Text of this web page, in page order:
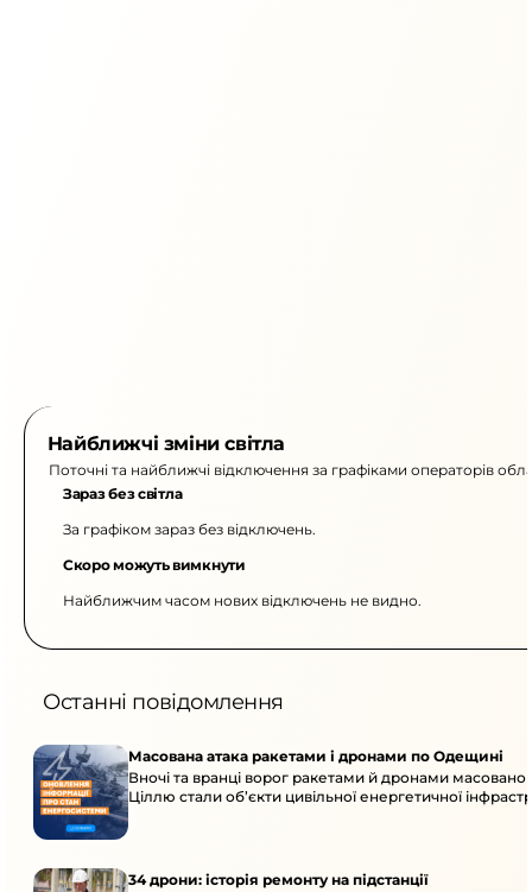
Найближчі зміни світла
Поточні та найближчі відключення за графіками операторів
Зараз без світла
За графіком зараз без відключень.
Скоро можуть вимкнути
Найближчим часом нових відключень не видно.
Останні повідомлення
Масована атака ракетами і дронами по Одещині
Вночі та вранці ворог ракетами й дронами
Ціллю стали об’єкти цивільної енергетичної
34 дрони: історія ремонту на підстанції